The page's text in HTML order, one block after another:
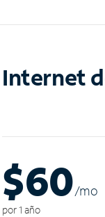
Internet
$60/mo
por 1 año